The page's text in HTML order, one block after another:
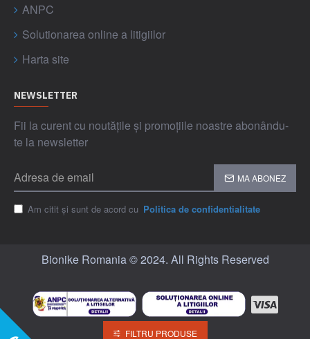
ANPC
Solutionarea online a litigiilor
Harta site
NEWSLETTER
Fii la curent cu noutățile și promoțiile noastre abonându-
te la newsletter
MA ABONEZ
Am citit și sunt de acord cu Politica de confidentialitate
Bionike Romania © 2024. All Rights Reserved
FILTRU PRODUSE